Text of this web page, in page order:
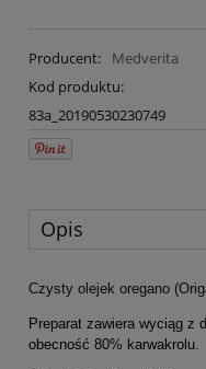
Producent:
Medverita
Kod produktu:
83a_20190530230749
Opis
Czysty olejek oregano
Preparat zawiera wyciąg z
obecność 80% karwakrolu.